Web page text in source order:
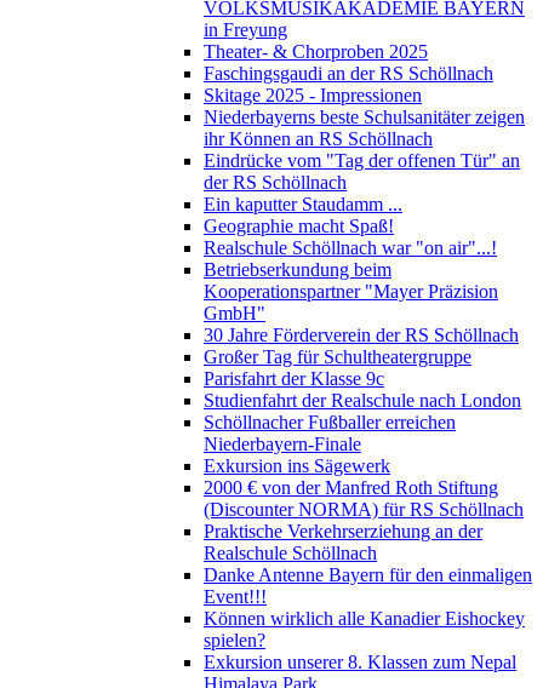
VOLKSMUSIKAKADEMIE BAYERN
in Freyung
Theater- & Chorproben 2025
Faschingsgaudi an der RS Schöllnach
Skitage 2025 - Impressionen
Niederbayerns beste Schulsanitäter zeigen
ihr Können an RS Schöllnach
Eindrücke vom "Tag der offenen Tür" an
der RS Schöllnach
Ein kaputter Staudamm ...
Geographie macht Spaß!
Realschule Schöllnach war "on air"...!
Betriebserkundung beim
Kooperationspartner "Mayer Präzision
GmbH"
30 Jahre Förderverein der RS Schöllnach
Großer Tag für Schultheatergruppe
Parisfahrt der Klasse 9c
Studienfahrt der Realschule nach London
Schöllnacher Fußballer erreichen
Niederbayern-Finale
Exkursion ins Sägewerk
2000 € von der Manfred Roth Stiftung
(Discounter NORMA) für RS Schöllnach
Praktische Verkehrserziehung an der
Realschule Schöllnach
Danke Antenne Bayern für den einmaligen
Event!!!
Können wirklich alle Kanadier Eishockey
spielen?
Exkursion unserer 8. Klassen zum Nepal
Himalaya Park